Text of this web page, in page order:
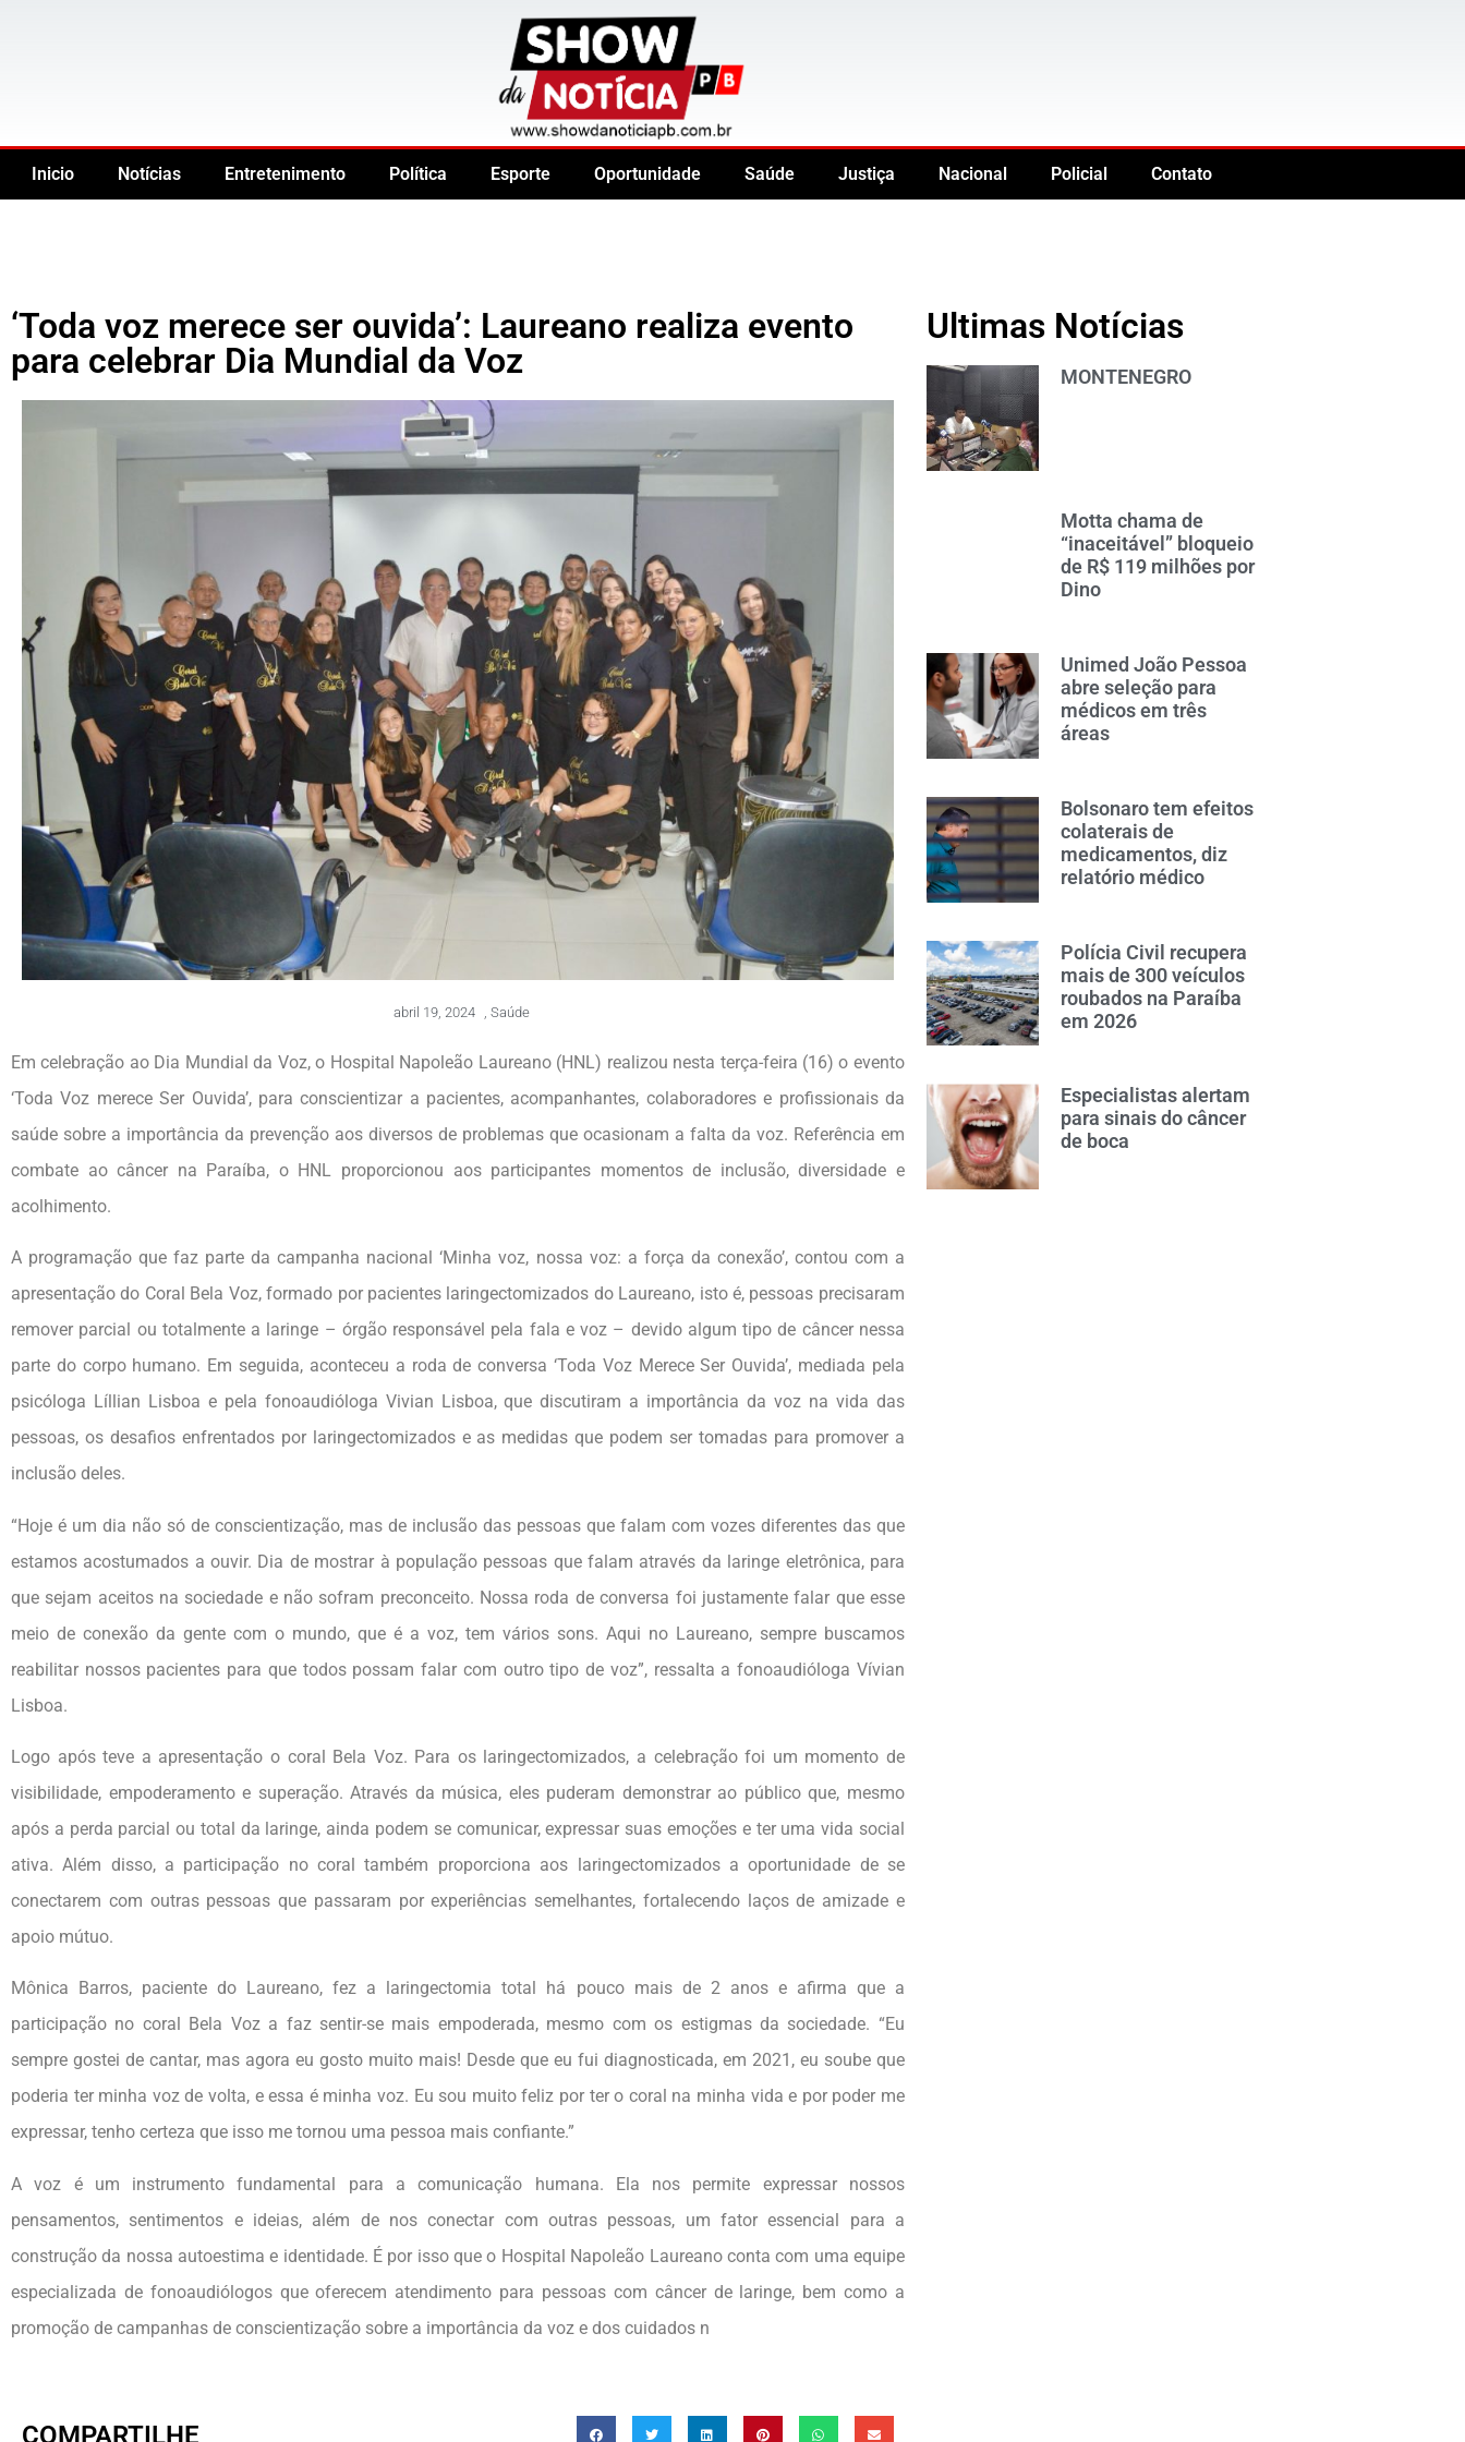
Inicio Notícias Entretenimento Política Esporte Oportunidade Saúde Justiça Nacional Policial Contato
‘Toda voz merece ser ouvida’: Laureano realiza evento
para celebrar Dia Mundial da Voz
abril 19, 2024 Saúde
Em celebração ao Dia Mundial da Voz, o Hospital Napoleão Laureano (HNL) realizou nesta terça-feira (16) o evento
‘Toda Voz merece Ser Ouvida’, para conscientizar a pacientes, acompanhantes, colaboradores e profissionais da
saúde sobre a importância da prevenção aos diversos de problemas que ocasionam a falta da voz. Referência em
combate ao câncer na Paraíba, o HNL proporcionou aos participantes momentos de inclusão, diversidade e
acolhimento.
A programação que faz parte da campanha nacional ‘Minha voz, nossa voz: a força da conexão’, contou com a
apresentação do Coral Bela Voz, formado por pacientes laringectomizados do Laureano, isto é, pessoas precisaram
remover parcial ou totalmente a laringe – órgão responsável pela fala e voz – devido algum tipo de câncer nessa
parte do corpo humano. Em seguida, aconteceu a roda de conversa ‘Toda Voz Merece Ser Ouvida’, mediada pela
psicóloga Líllian Lisboa e pela fonoaudióloga Vivian Lisboa, que discutiram a importância da voz na vida das
pessoas, os desafios enfrentados por laringectomizados e as medidas que podem ser tomadas para promover a
inclusão deles.
“Hoje é um dia não só de conscientização, mas de inclusão das pessoas que falam com vozes diferentes das que
estamos acostumados a ouvir. Dia de mostrar à população pessoas que falam através da laringe eletrônica, para
que sejam aceitos na sociedade e não sofram preconceito. Nossa roda de conversa foi justamente falar que esse
meio de conexão da gente com o mundo, que é a voz, tem vários sons. Aqui no Laureano, sempre buscamos
reabilitar nossos pacientes para que todos possam falar com outro tipo de voz”, ressalta a fonoaudióloga Vívian
Lisboa.
Logo após teve a apresentação o coral Bela Voz. Para os laringectomizados, a celebração foi um momento de
visibilidade, empoderamento e superação. Através da música, eles puderam demonstrar ao público que, mesmo
após a perda parcial ou total da laringe, ainda podem se comunicar, expressar suas emoções e ter uma vida social
ativa. Além disso, a participação no coral também proporciona aos laringectomizados a oportunidade de se
conectarem com outras pessoas que passaram por experiências semelhantes, fortalecendo laços de amizade e
apoio mútuo.
Mônica Barros, paciente do Laureano, fez a laringectomia total há pouco mais de 2 anos e afirma que a
participação no coral Bela Voz a faz sentir-se mais empoderada, mesmo com os estigmas da sociedade. “Eu
sempre gostei de cantar, mas agora eu gosto muito mais! Desde que eu fui diagnosticada, em 2021, eu soube que
poderia ter minha voz de volta, e essa é minha voz. Eu sou muito feliz por ter o coral na minha vida e por poder me
expressar, tenho certeza que isso me tornou uma pessoa mais confiante.”
A voz é um instrumento fundamental para a comunicação humana. Ela nos permite expressar nossos
pensamentos, sentimentos e ideias, além de nos conectar com outras pessoas, um fator essencial para a
construção da nossa autoestima e identidade. É por isso que o Hospital Napoleão Laureano conta com uma equipe
especializada de fonoaudiólogos que oferecem atendimento para pessoas com câncer de laringe, bem como a
promoção de campanhas de conscientização sobre a importância da voz e dos cuidados n
COMPARTILHE
Ultimas Notícias
MONTENEGRO
Motta chama de
“inaceitável” bloqueio
de R$ 119 milhões por
Dino
Unimed João Pessoa
abre seleção para
médicos em três
áreas
Bolsonaro tem efeitos
colaterais de
medicamentos, diz
relatório médico
Polícia Civil recupera
mais de 300 veículos
roubados na Paraíba
em 2026
Especialistas alertam
para sinais do câncer
de boca